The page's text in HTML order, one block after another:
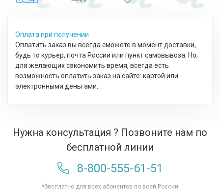
Оплата при получении
Оплатить заказ вы всегда сможете в момент доставки,
будь то курьер, почта России или пункт самовывоза. Но,
для желающих сэкономить время, всегда есть
возможность оплатить заказ на сайте: картой или
электронными деньгами.
Нужна консультация ? Позвоните нам по
бесплатной линии
8-800-555-61-51
*бесплатно для всех абонентов по всей России